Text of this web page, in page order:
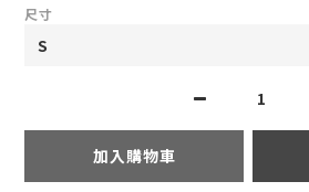
尺寸
加入購物車